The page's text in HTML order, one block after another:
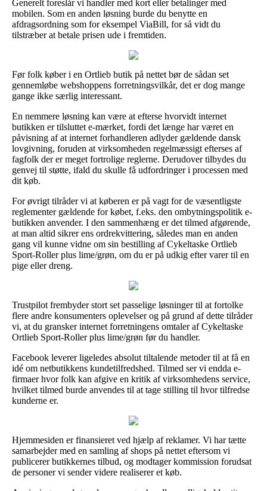
Generelt foreslår vi handler med kort eller betalinger med
mobilen. Som en anden løsning burde du benytte en
afdragsordning som for eksempel ViaBill, for så vidt du
tilstræber at betale prisen ude i fremtiden.
Før folk køber i en Ortlieb butik på nettet bør de sådan set
gennemløbe webshoppens forretningsvilkår, det er dog mange
gange ikke særlig interessant.
En nemmere løsning kan være at efterse hvorvidt internet
butikken er tilsluttet e-mærket, fordi det længe har været en
påvisning af at internet forhandleren adlyder gældende dansk
lovgivning, foruden at virksomheden regelmæssigt efterses af
fagfolk der er meget fortrolige reglerne. Derudover tilbydes du
genvej til støtte, ifald du skulle få udfordringer i processen med
dit køb.
For øvrigt tilråder vi at køberen er på vagt for de væsentligste
reglementer gældende for købet, f.eks. den ombytningspolitik e-
butikken anvender. I den sammenhæng er det tilmed afgørende,
at man altid sikrer ens ordrekvittering, således man en anden
gang vil kunne vidne om sin bestilling af Cykeltaske Ortlieb
Sport-Roller plus lime/grøn, om du er på udkig efter varer til en
pige eller dreng.
Trustpilot frembyder stort set passelige løsninger til at fortolke
flere andre konsumenters oplevelser og på grund af dette tilråder
vi, at du gransker internet forretningens omtaler af Cykeltaske
Ortlieb Sport-Roller plus lime/grøn før du handler.
Facebook leverer ligeledes absolut tiltalende metoder til at få en
idé om netbutikkens kundetilfredshed. Tilmed ser vi endda e-
firmaer hvor folk kan afgive en kritik af virksomhedens service,
hvilket tilmed burde anvendes til at tage stilling til hvor tilfredse
kunderne er.
Hjemmesiden er finansieret ved hjælp af reklamer. Vi har tætte
samarbejder med en samling af shops på nettet eftersom vi
publicerer butikkernes tilbud, og modtager kommission forudsat
de personer vi sender videre realiserer et køb.